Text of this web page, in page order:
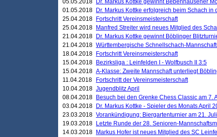
05.05.2018
Dr. Markus Kottke gewinnt Bebenhausener
01.05.2018
Dr. Markus Kottke erfolgreich beim Schach
25.04.2018
Fortschritt Vereinsmeisterschaft
25.04.2018
Manfred Streiter wird neues Mitglied des
21.04.2018
Dr. Markus Kottke gewinnt Böblinger
21.04.2018 Württembergische Schnellschach-
18.04.2018
Fortschritt Vereinsmeisterschaft
15.04.2018
Bezirksliga : Leinfelden I - Wolfbusch II 3:5
15.04.2018 A-Klasse: Zweite Mannschaft unterliegt
11.04.2018
Fortschritt der Vereinsmeisterschaft
10.04.2018 Jugendblitz April
08.04.2018
Besuch bei den Grenke Chess Classic am 7.
03.04.2018
Dr. Markus Kottke - Spieler des Monats April
23.03.2018 Vorankündigung: Biergartenturnier am 21.
19.03.2018
Letzte Runde der 28. Senioren-
14.03.2018
Markus Hofer ist neues Mitglied des SC